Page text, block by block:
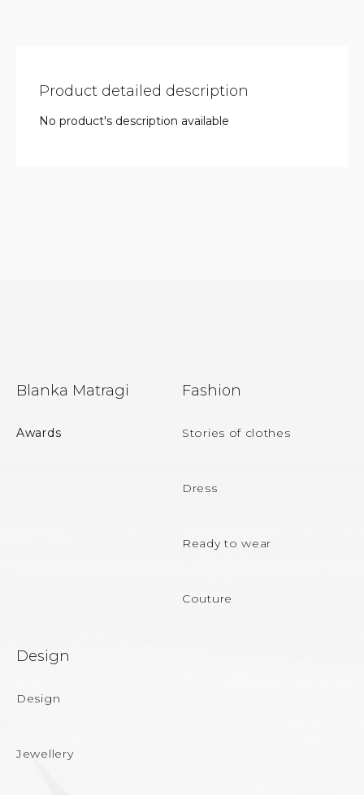
Product detailed description
No product's description available
Blanka Matragi
Awards
Fashion
Stories of clothes
Dress
Ready to wear
Couture
Design
Design
Jewellery